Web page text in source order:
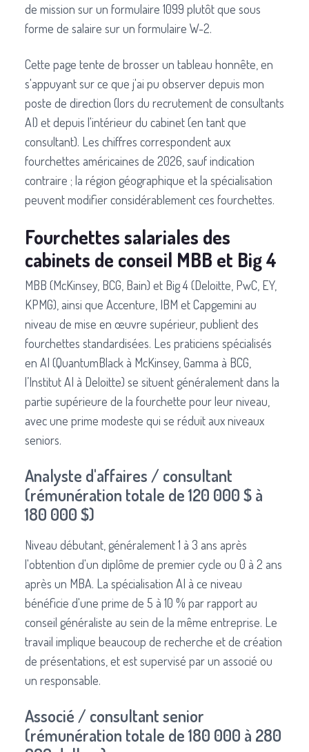
de mission sur un formulaire 1099 plutôt que sous
forme de salaire sur un formulaire W-2.
Cette page tente de brosser un tableau honnête, en
s'appuyant sur ce que j'ai pu observer depuis mon
poste de direction (lors du recrutement de consultants
AI) et depuis l'intérieur du cabinet (en tant que
consultant). Les chiffres correspondent aux
fourchettes américaines de 2026, sauf indication
contraire ; la région géographique et la spécialisation
peuvent modifier considérablement ces fourchettes.
Fourchettes salariales des
cabinets de conseil MBB et Big 4
MBB (McKinsey, BCG, Bain) et Big 4 (Deloitte, PwC, EY,
KPMG), ainsi que Accenture, IBM et Capgemini au
niveau de mise en œuvre supérieur, publient des
fourchettes standardisées. Les praticiens spécialisés
en AI (QuantumBlack à McKinsey, Gamma à BCG,
l’Institut AI à Deloitte) se situent généralement dans la
partie supérieure de la fourchette pour leur niveau,
avec une prime modeste qui se réduit aux niveaux
seniors.
Analyste d'affaires / consultant
(rémunération totale de 120 000 $ à
180 000 $)
Niveau débutant, généralement 1 à 3 ans après
l'obtention d'un diplôme de premier cycle ou 0 à 2 ans
après un MBA. La spécialisation AI à ce niveau
bénéficie d'une prime de 5 à 10 % par rapport au
conseil généraliste au sein de la même entreprise. Le
travail implique beaucoup de recherche et de création
de présentations, et est supervisé par un associé ou
un responsable.
Associé / consultant senior
(rémunération totale de 180 000 à 280